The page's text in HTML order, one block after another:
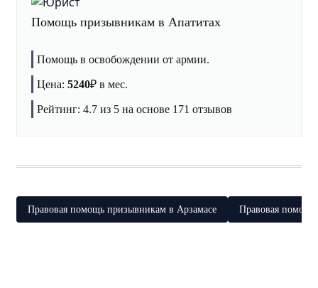
Помощь призывникам в Апатитах
Помощь в освобождении от армии.
Цена: 5240₽ в мес.
Рейтинг: 4.7 из 5 на основе 171 отзывов
Правовая помощь призывникам в Арзамасе Правовая